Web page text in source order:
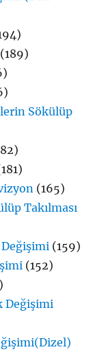
(189)
Sökülüp
(165)
Takılması
Değişimi (159)
(152)
Değişimi